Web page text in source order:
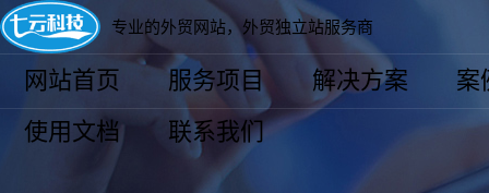
专业的外贸网站，外贸独立站服务商
网站首页 服务项目 解决方案
案
使用文档
联系我们